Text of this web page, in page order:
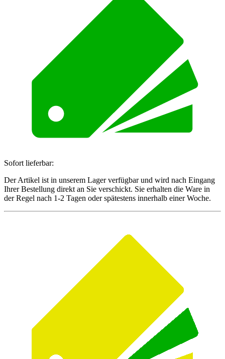
Sofort lieferbar:
Der Artikel ist in unserem Lager verfügbar und wird nach Eingang
Ihrer Bestellung direkt an Sie verschickt. Sie erhalten die Ware in
der Regel nach 1-2 Tagen oder spätestens innerhalb einer Woche.